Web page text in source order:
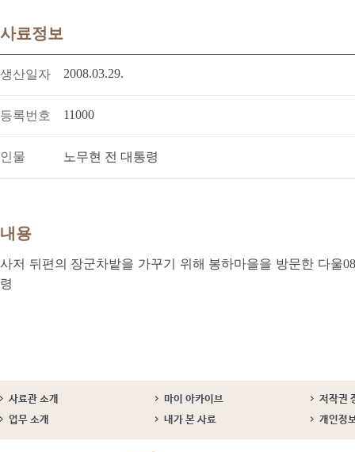
사료정보
생산일자 2008.03.29.
등록번호 11000
인물 노무현 전 대통령
내용
사저 뒤편의 장군차밭을 가꾸기 위해 봉하마을을 방문한 다울
령
사료관 소개 마이 아카이브
저작권
업무 소개
내가 본 사료 개인정